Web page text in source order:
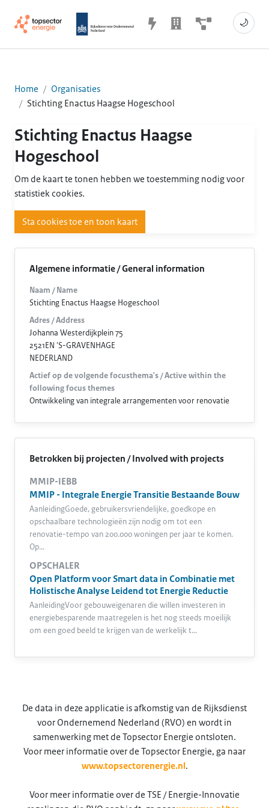
🌙
Home
Organisaties
Stichting Enactus Haagse Hogeschool
Stichting Enactus Haagse
Hogeschool
Om de kaart te tonen hebben we toestemming nodig voor
statistiek cookies.
Sta cookies toe en toon kaart
Algemene informatie / General information
Naam / Name
Stichting Enactus Haagse Hogeschool
Adres / Address
Johanna Westerdijkplein 75
2521EN 'S-GRAVENHAGE
NEDERLAND
Actief op de volgende focusthema's / Active within the
following focus themes
Ontwikkeling van integrale arrangementen voor renovatie
Betrokken bij projecten / Involved with projects
MMIP-IEBB
MMIP - Integrale Energie Transitie Bestaande Bouw
AanleidingGoede, gebruikersvriendelijke, goedkope en
opschaalbare technologieën zijn nodig om tot een
renovatie-tempo van 200.000 woningen per jaar te komen.
Op…
OPSCHALER
Open Platform voor Smart data in Combinatie met
Holistische Analyse Leidend tot Energie Reductie
AanleidingVoor gebouweigenaren die willen investeren in
energiebesparende maatregelen is het nog steeds moeilijk
om een goed beeld te krijgen van de werkelijk t…
De data in deze applicatie is afkomstig van de Rijksdienst
voor Ondernemend Nederland (RVO) en wordt in
samenwerking met de Topsector Energie ontsloten.
Voor meer informatie over de Topsector Energie, ga naar
www.topsectorenergie.nl .
Voor meer informatie over de TSE / Energie-Innovatie